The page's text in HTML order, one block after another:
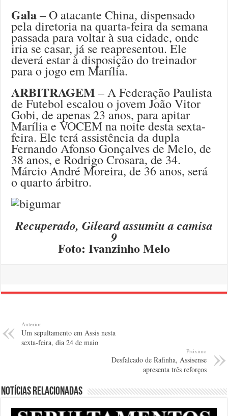
Gala– O atacante China, dispensado
pela diretoria na quarta-feira da semana
passada para voltar à sua cidade, onde
iria se casar, já se reapresentou. Ele
deverá estar à disposição do treinador
para o jogo em Marília.
ARBITRAGEM – A Federação Paulista
de Futebol escalou o jovem João Vitor
Gobi, de apenas 23 anos, para apitar
Marília e VOCEM na noite desta sexta-
feira. Ele terá assistência da dupla
Fernando Afonso Gonçalves de Melo, de
38 anos, e Rodrigo Crosara, de 34.
Márcio André Moreira, de 36 anos, será
o quarto árbitro.
Recuperado, Gileard assumiu a camisa
9
Foto: Ivanzinho Melo
Anterior
Um sepultamento em Assis nesta
sexta-feira, dia 24 de maio
Próximo
Desfalcado de Rafinha, Assisense
apresenta três reforços
Notícias relacionadas